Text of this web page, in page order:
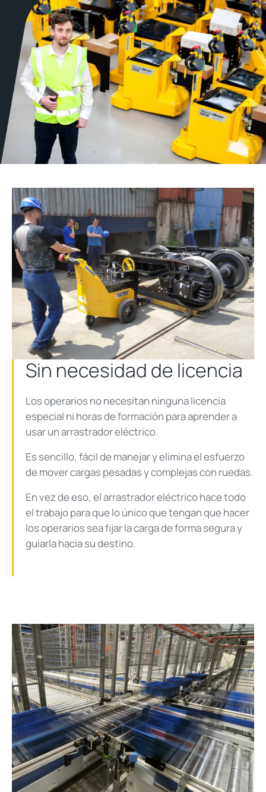
Sin necesidad de licencia
Los operarios no necesitan ninguna licencia
especial ni horas de formación para aprender a
usar un arrastrador eléctrico.
Es sencillo, fácil de manejar y elimina el esfuerzo
de mover cargas pesadas y complejas con ruedas.
En vez de eso, el arrastrador eléctrico hace todo
el trabajo para que lo único que tengan que hacer
los operarios sea fijar la carga de forma segura y
guiarla hacia su destino.